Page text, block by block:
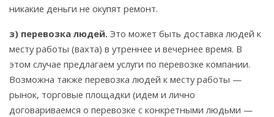
никакие деньги не окупят ремонт.
з) перевозка людей. Это может быть доставка людей к
месту работы (вахта) в утреннее и вечернее время. В
этом случае предлагаем услуги по перевозке компании.
Возможна также перевозка людей к месту работы —
рынок, торговые площадки (идем и лично
договариваемся о перевозке с конкретными людьми —